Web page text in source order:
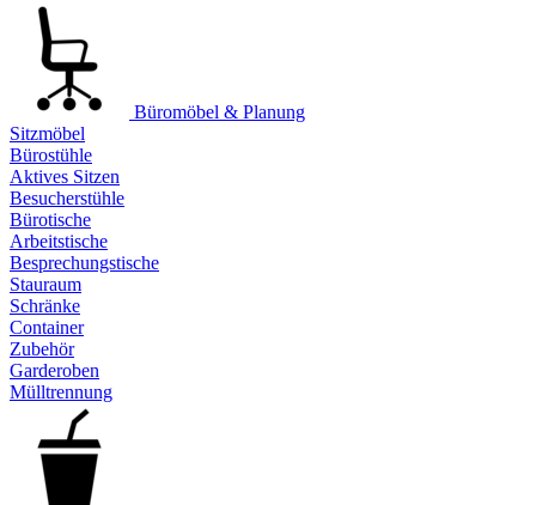
Büromöbel & Planung
Sitzmöbel
Bürostühle
Aktives Sitzen
Besucherstühle
Bürotische
Arbeitstische
Besprechungstische
Stauraum
Schränke
Container
Zubehör
Garderoben
Mülltrennung